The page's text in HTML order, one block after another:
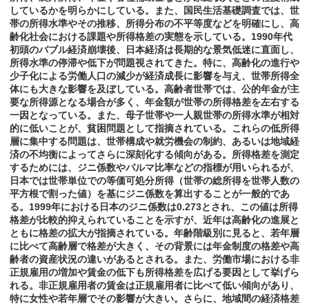
しているかを明らかにしている。また、国民生活基礎調査では、世
帯の所得水準やその推移、所得分布の不平等度などを明確にし、高
齢化社会における課題や所得格差の実態を示している。1990年代
初頭のバブル経済崩壊後、日本経済は長期的な景気低迷に直面し、
所得水準の停滞や低下が問題視されてきた。特に、高齢化の進行や
少子化による労働人口の減少が経済成長に影響を与え、世帯所得全
体にも大きな影響を及ぼしている。高齢者世帯では、公的年金が主
要な所得源となる場合が多く、年金額が世帯の所得格差を左右する
一因となっている。また、母子世帯や一人親世帯の所得水準が相対
的に低いことが、貧困問題として指摘されている。これらの低所得
層に集中する問題は、世帯構成や就労機会の制約、あるいは地域経
済の不均衡によってさらに深刻化する傾向がある。所得格差を測定
するためには、ジニ係数やパルマ比率などの指標が用いられるが、
日本では世帯単位での等価可処分所得（世帯の総所得を世帯人数の
平方根で割った値）を基にジニ係数を算出することが一般的であ
る。1999年における日本のジニ係数は0.273とされ、この値は所得
格差が比較的抑えられていることを示すが、近年は高齢化の進展と
ともに格差の拡大が指摘されている。年齢階級別に見ると、若年層
に比べて高齢層で格差が大きく、その背景には年金制度の格差や高
齢者の資産状況の違いがあるとされる。また、労働市場における非
正規雇用の増加や賃金の低下も所得格差を広げる要因として挙げら
れる。非正規雇用者の賃金は正規雇用者に比べて低い傾向があり、
特に女性や若年層でその影響が大きい。さらに、地域間の経済格差